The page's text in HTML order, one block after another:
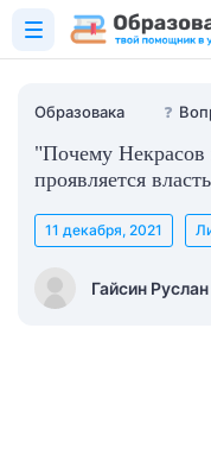
Образовака ❓
"Почему Некрасов
проявляется
Гайсин Руслан
11 декабря, 2021